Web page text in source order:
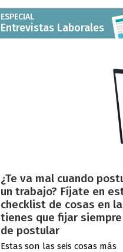
ESPECIAL
Entrevistas Laborales
¿Te va mal cuando
un trabajo? Fíjate en
checklist de cosas en
tienes que fijar
de postular
Estas son las seis cosas más